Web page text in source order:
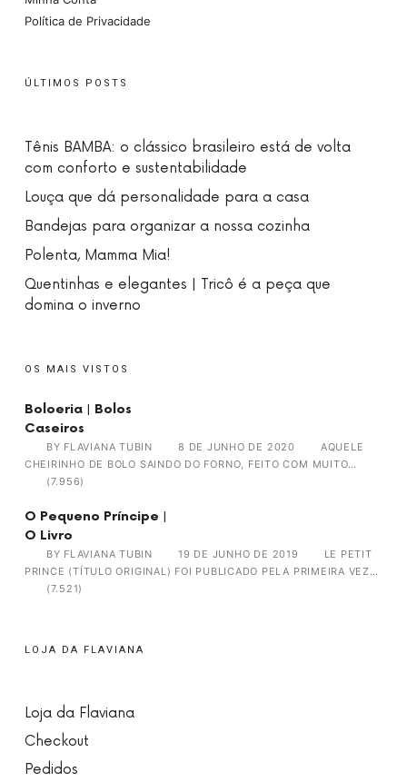
Política de Privacidade
ÚLTIMOS POSTS
Tênis BAMBA: o clássico brasileiro está de volta
com conforto e sustentabilidade
Louça que dá personalidade para a casa
Bandejas para organizar a nossa cozinha
Polenta, Mamma Mia!
Quentinhas e elegantes | Tricô é a peça que
domina o inverno
OS MAIS VISTOS
Boloeria | Bolos
Caseiros
BY FLAVIANA TUBIN 8 DE JUNHO DE 2020
AQUELE
CHEIRINHO DE BOLO SAINDO DO FORNO, FEITO COM MUITO…
(7.956)
O Pequeno Príncipe |
O Livro
BY FLAVIANA TUBIN 19 DE JUNHO DE 2019
LE PETIT
PRINCE (TÍTULO ORIGINAL) FOI PUBLICADO PELA PRIMEIRA VEZ…
(7.521)
LOJA DA FLAVIANA
Loja da Flaviana
Checkout
Pedidos